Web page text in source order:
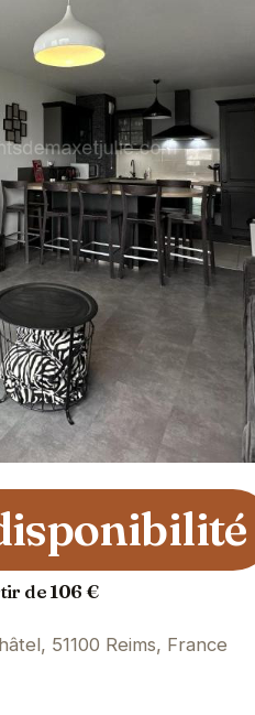
de 106 €
51100 Reims, France